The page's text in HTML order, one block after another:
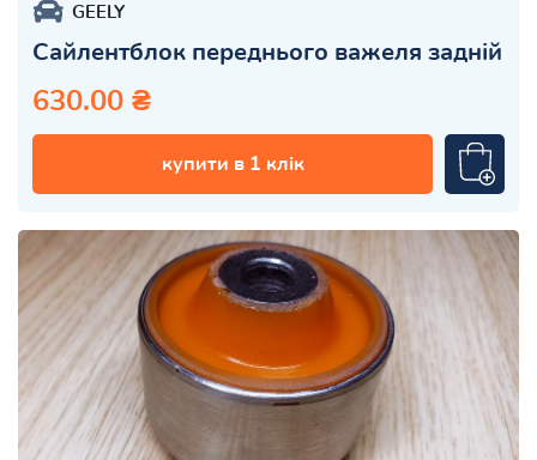
GEELY
Сайлентблок переднього важеля задній
630.00 ₴
купити в 1 клік